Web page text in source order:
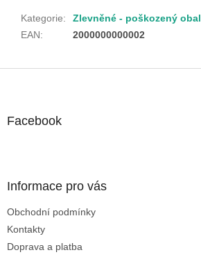
Kategorie:
Zlevněné - poškozený obal
EAN: 2000000000002
Facebook
Informace pro vás
Obchodní podmínky
Kontakty
Doprava a platba